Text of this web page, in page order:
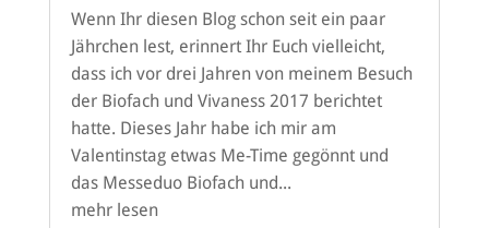
Wenn Ihr diesen Blog schon seit ein paar
Jährchen lest, erinnert Ihr Euch vielleicht,
dass ich vor drei Jahren von meinem Besuch
der Biofach und Vivaness 2017 berichtet
hatte. Dieses Jahr habe ich mir am
Valentinstag etwas Me-Time gegönnt und
das Messeduo Biofach und...
mehr lesen